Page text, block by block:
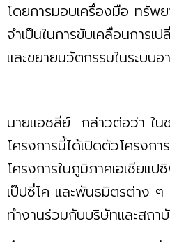
โดยการมอบเครื่องมือ ทรัพ
จำเป็นในการขับเคลื่อนการ
และขยายนวัตกรรมในระบบอ
นายแอชลีย์ กล่าวต่อว่า ใน
โครงการนี้ได้เปิดตัวโครงก
โครงการในภูมิภาคเอเชียแ
เป๊ปซี่โค และพันธมิตรต่าง
ทำงานร่วมกับบริษัทและสถ